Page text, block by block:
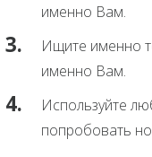
именно Вам.
Ищите именно
именно Вам.
Используйте
попробовать